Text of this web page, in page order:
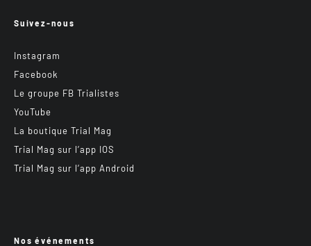
Suivez-nous
Instagram
Facebook
Le groupe FB Trialistes
YouTube
La boutique Trial Mag
Trial Mag sur l’app IOS
Trial Mag sur l’app Android
Nos événements